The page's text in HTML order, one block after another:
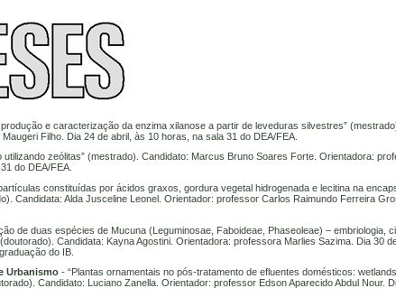
e caracterização da enzima xilanose a partir de leveduras silvestres”
Filho. Dia 24 de abril, às 10 horas, na sala 31 do DEA/FEA.
utilizando zeólitas” (mestrado). Candidato: Marcus Bruno Soares Forte. Orientadora:
do DEA/FEA.
constituídas por ácidos graxos, gordura vegetal hidrogenada e lecitina na
Candidata: Alda Jusceline Leonel. Orientador: professor Carlos Raimundo Ferreira
de duas espécies de Mucuna (Leguminosae, Faboideae, Phaseoleae) – embriologia,
Candidata: Kayna Agostini. Orientadora: professora Marlies Sazima. Dia 30
do IB.
Urbanismo - “Plantas ornamentais no pós-tratamento de efluentes domésticos:
Candidato: Luciano Zanella. Orientador: professor Edson Aparecido Abdul Nour.